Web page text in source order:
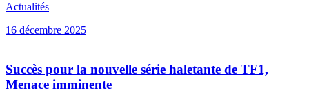
Actualités
16 décembre 2025
Succès pour la nouvelle série haletante de TF1,
Menace imminente